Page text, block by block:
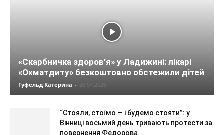
«Скарбничка здоров’я» у Ладижині: лікарі
«Охматдиту» безкоштовно обстежили дітей
Гуфельд Катерина - 28.07.2026
“Стояли, стоїмо — і будемо стояти”: у
Вінниці восьмий день тривають протести за
повернення Федорова